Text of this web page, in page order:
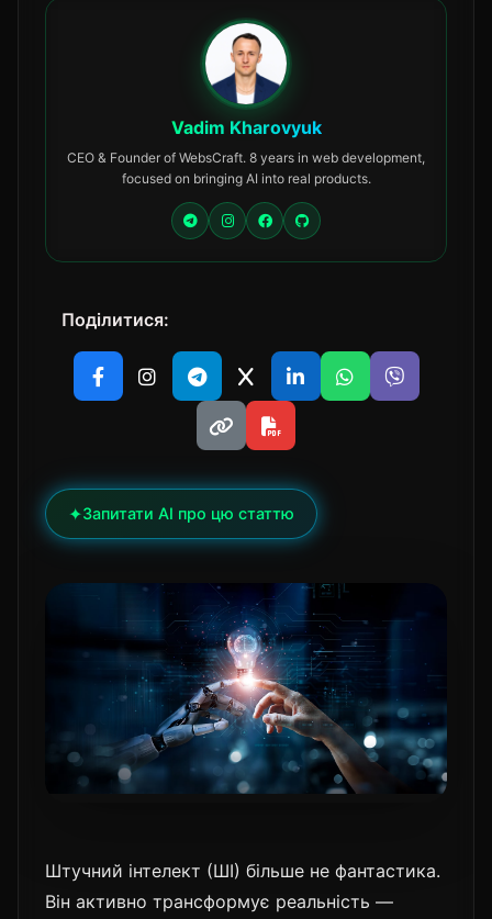
Vadim Kharovyuk
CEO & Founder of WebsCraft. 8 years in web development,
focused on bringing AI into real products.
Поділитися:
✦Запитати AI про цю статтю
Штучний інтелект (ШІ) більше не фантастика.
Він активно трансформує реальність —